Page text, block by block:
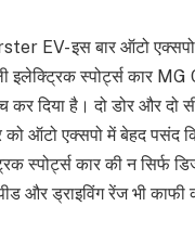
EV-इस बार ऑटो
इलेक्ट्रिक स्पोर्ट्स कार
कर दिया है। दो डोर और दो
को ऑटो एक्सपो में बेहद पसंद
स्पोर्ट्स कार की न सिर्फ
और ड्राइविंग रेंज भी काफी